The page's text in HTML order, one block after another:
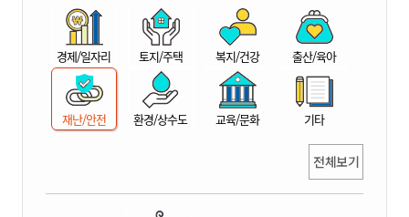
산
경제/일자리 토지/주택 복지/건강 출산/육아
재난/안전 환경/상수도 교육/문화 기타
전체보기